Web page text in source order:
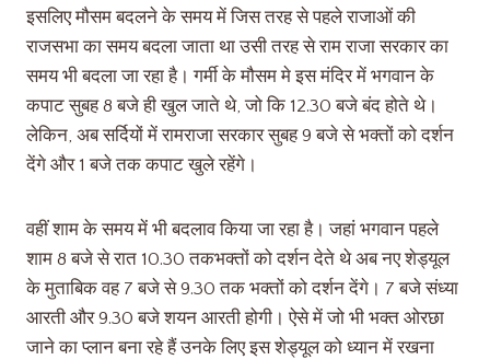
इसलिए मौसम बदलने के समय में जिस तरह से पहले राजाओं की
राजसभा का समय बदला जाता था उसी तरह से राम राजा सरकार का
समय भी बदला जा रहा है। गर्मी के मौसम मे इस मंदिर में भगवान के
कपाट सुबह 8 बजे ही खुल जाते थे, जो कि 12.30 बजे बंद होते थे।
लेकिन, अब सर्दियों में रामराजा सरकार सुबह 9 बजे से भक्तों को दर्शन
देंगे और 1 बजे तक कपाट खुले रहेंगे।
वहीं शाम के समय में भी बदलाव किया जा रहा है। जहां भगवान पहले
शाम 8 बजे से रात 10.30 तकभक्तों को दर्शन देते थे अब नए शेड्यूल
के मुताबिक वह 7 बजे से 9.30 तक भक्तों को दर्शन देंगे। 7 बजे संध्या
आरती और 9.30 बजे शयन आरती होगी। ऐसे में जो भी भक्त ओरछा
जाने का प्लान बना रहे हैं उनके लिए इस शेड्यूल को ध्यान में रखना